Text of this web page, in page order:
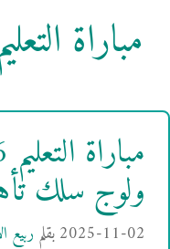
مباراة التعليم
ولوج سلك
2025-11-02بقلم ربيع